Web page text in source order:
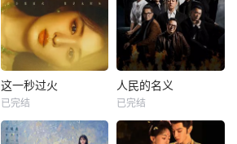
这一秒过火
已完结
人民的名义
已完结